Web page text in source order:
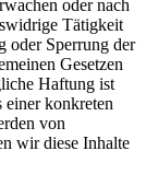
oder nach
Tätigkeit
oder Sperrung der
Gesetzen
Haftung ist
einer konkreten
von
wir diese Inhalte